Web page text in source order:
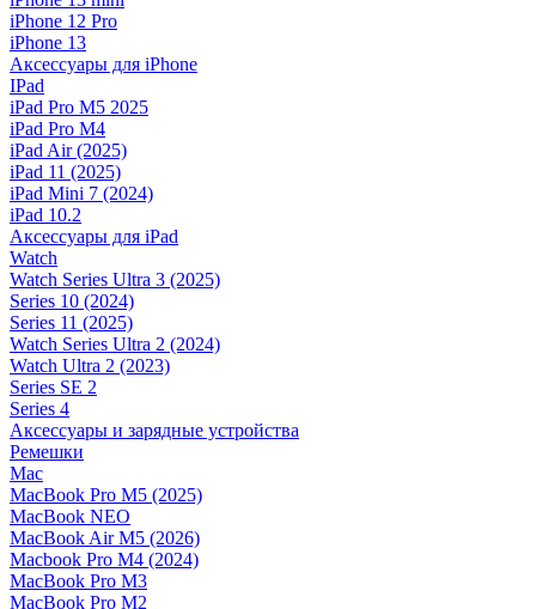
iPhone 12 Pro
iPhone 13
Аксессуары для iPhone
IPad
iPad Pro M5 2025
iPad Pro M4
iPad Air (2025)
iPad 11 (2025)
iPad Mini 7 (2024)
iPad 10.2
Аксессуары для iPad
Watch
Watch Series Ultra 3 (2025)
Series 10 (2024)
Series 11 (2025)
Watch Series Ultra 2 (2024)
Watch Ultra 2 (2023)
Series SE 2
Series 4
Аксессуары и зарядные устройства
Ремешки
Mac
MacBook Pro M5 (2025)
MacBook NEO
MacBook Air M5 (2026)
Macbook Pro M4 (2024)
MacBook Pro M3
MacBook Pro M2